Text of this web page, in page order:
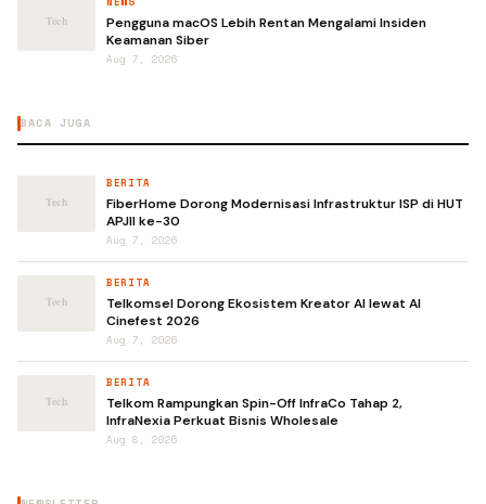
Pengguna macOS Lebih Rentan Mengalami Insiden
Keamanan Siber
Aug 7, 2026
BACA JUGA
BERITA
FiberHome Dorong Modernisasi Infrastruktur ISP di HUT
APJII ke-30
Aug 7, 2026
BERITA
Telkomsel Dorong Ekosistem Kreator AI lewat AI
Cinefest 2026
Aug 7, 2026
BERITA
Telkom Rampungkan Spin-Off InfraCo Tahap 2,
InfraNexia Perkuat Bisnis Wholesale
Aug 8, 2026